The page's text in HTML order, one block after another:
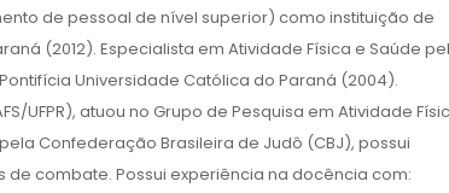
de pessoal de nível superior) como instituição de
(2012). Especialista em Atividade Física e Saúde
Universidade Católica do Paraná (2004).
UFPR), atuou no Grupo de Pesquisa em Atividade
Confederação Brasileira de Judô (CBJ), possui
combate. Possui experiência na docência com: